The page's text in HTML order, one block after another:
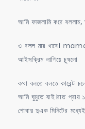
আমি ফাজলামি করে
ও বলল মার খাবে।
আইসক্রিম লাগিয়ে চুষলো
কথা বলতে বলতে কারেন্ট
আমি ঘুমুতে যাই।রাত প্রায়
শোবার দুএক মিনিটের মধ্যেই